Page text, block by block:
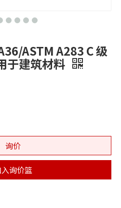
ASTM A283 C 级
于建筑材料
询价
询价篮